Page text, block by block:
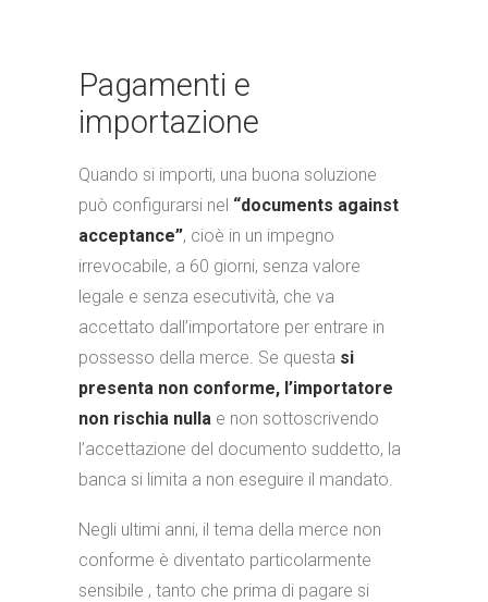
Pagamenti e
importazione
Quando si importi, una buona soluzione
può configurarsi nel “documents against
acceptance”, cioè in un impegno
irrevocabile, a 60 giorni, senza valore
legale e senza esecutività, che va
accettato dall’importatore per entrare in
possesso della merce. Se questa si
presenta non conforme, l’importatore
non rischia nulla e non sottoscrivendo
l’accettazione del documento suddetto, la
banca si limita a non eseguire il mandato.
Negli ultimi anni, il tema della merce non
conforme è diventato particolarmente
sensibile , tanto che prima di pagare si